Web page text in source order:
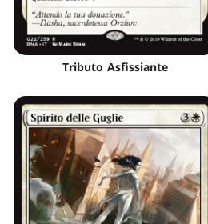
Tributo Asfissiante